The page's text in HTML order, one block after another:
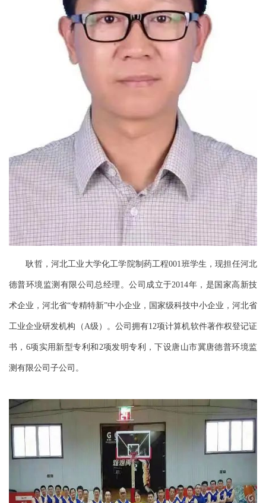
耿哲，河北工业大学化工学院制药工程001班学生，现担任河北
德普环境监测有限公司总经理。公司成立于2014年，是国家高新技
术企业，河北省“专精特新”中小企业，国家级科技中小企业，河北省
工业企业研发机构（A级）。公司拥有12项计算机软件著作权登记证
书，6项实用新型专利和2项发明专利，下设唐山市冀唐德普环境监
测有限公司子公司。